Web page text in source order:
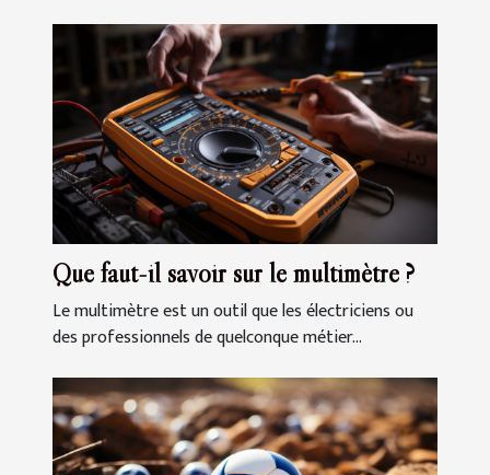
Que faut-il savoir sur le multimètre ?
Le multimètre est un outil que les électriciens ou
des professionnels de quelconque métier...